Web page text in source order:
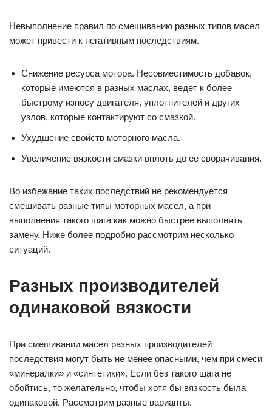
Невыполнение правил по смешиванию разных типов масел
может привести к негативным последствиям.
Снижение ресурса мотора. Несовместимость добавок,
которые имеются в разных маслах, ведет к более
быстрому износу двигателя, уплотнителей и других
узлов, которые контактируют со смазкой.
Ухудшение свойств моторного масла.
Увеличение вязкости смазки вплоть до ее сворачивания.
Во избежание таких последствий не рекомендуется
смешивать разные типы моторных масел, а при
выполнения такого шага как можно быстрее выполнять
замену. Ниже более подробно рассмотрим несколько
ситуаций.
Разных производителей
одинаковой вязкости
При смешивании масел разных производителей
последствия могут быть не менее опасными, чем при смеси
«минералки» и «синтетики». Если без такого шага не
обойтись, то желательно, чтобы хотя бы вязкость была
одинаковой. Рассмотрим разные варианты.